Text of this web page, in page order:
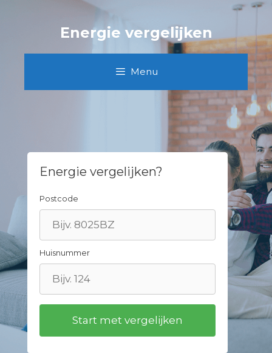
Energie vergelijken
Menu
Energie vergelijken?
Postcode
Huisnummer